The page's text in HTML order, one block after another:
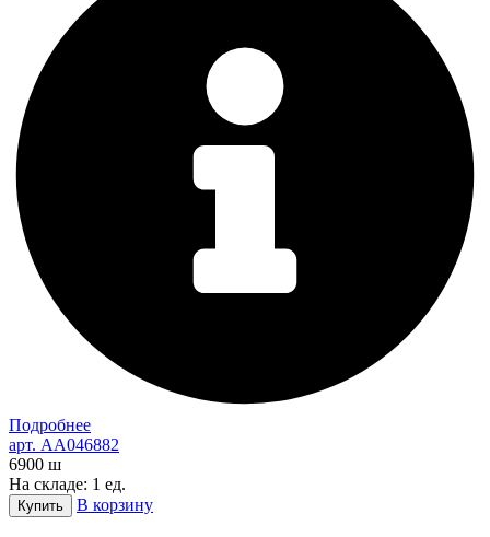
Подробнее
арт. AA046882
6900 ш
На складе: 1 ед.
Купить В корзину